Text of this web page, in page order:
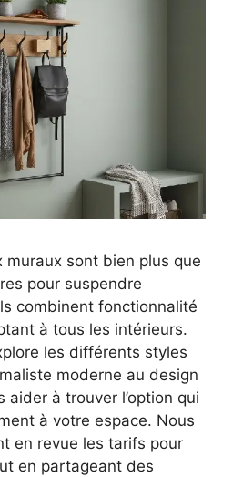
sont bien plus que
pour suspendre
combinent fonctionnalité
à tous les intérieurs.
les différents styles
moderne au design
à trouver l’option qui
à votre espace. Nous
en revue les tarifs pour
en partageant des